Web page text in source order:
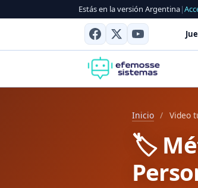
Estás en la versión Argentina|
Inicio / Video
🏷️